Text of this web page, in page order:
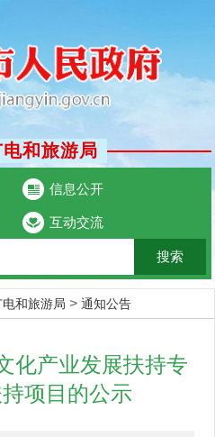
和旅游局
信息公开
互动交流
和旅游局 > 通知公告
化产业发展扶持专
项目的公示